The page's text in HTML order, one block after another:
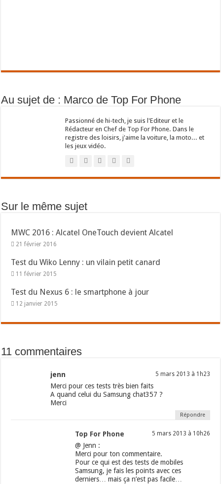
Au sujet de : Marco de Top For Phone
Passionné de hi-tech, je suis l'Editeur et le
Rédacteur en Chef de Top For Phone. Dans le
registre des loisirs, j'aime la voiture, la moto... et
les jeux vidéo.
Sur le même sujet
MWC 2016 : Alcatel OneTouch devient Alcatel
21 février 2016
Test du Wiko Lenny : un vilain petit canard
11 février 2015
Test du Nexus 6 : le smartphone à jour
12 janvier 2015
11 commentaires
jenn 5 mars 2013 à 1h23
Merci pour ces tests très bien faits
A quand celui du Samsung chat357 ?
Merci
Répondre
Top For Phone 5 mars 2013 à 10h26
@ Jenn :
Merci pour ton commentaire.
Pour ce qui est des tests de mobiles
Samsung, je fais les points avec ces
derniers… mais ça n’est pas facile…